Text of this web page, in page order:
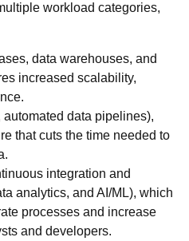
workload categories,
data warehouses, and
increased scalability,
automated data pipelines),
that cuts the time needed to
integration and
analytics, and AI/ML), which
processes and increase
and developers.